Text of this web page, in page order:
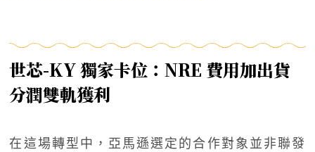
世芯-KY 獨家卡位：NRE 費用加出貨
分潤雙軌獲利
在這場轉型中，亞馬遜選定的合作對象並非聯發